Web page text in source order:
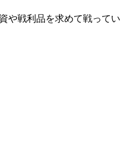
や戦利品を求めて戦ってい